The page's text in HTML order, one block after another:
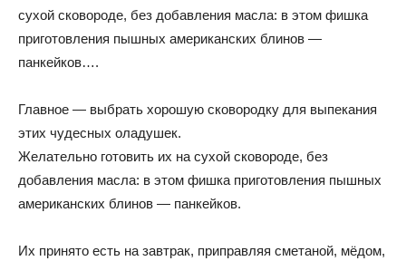
сухой сковороде, без добавления масла: в этом фишка
приготовления пышных американских блинов —
панкейков….
Главное — выбрать хорошую сковородку для выпекания
этих чудесных оладушек.
Желательно готовить их на сухой сковороде, без
добавления масла: в этом фишка приготовления пышных
американских блинов — панкейков.
Их принято есть на завтрак, приправляя сметаной, мёдом,